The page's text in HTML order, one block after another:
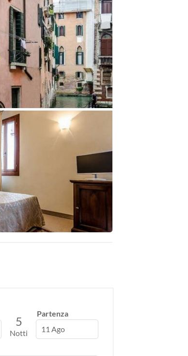
5
Notti
Partenza
11 Ago